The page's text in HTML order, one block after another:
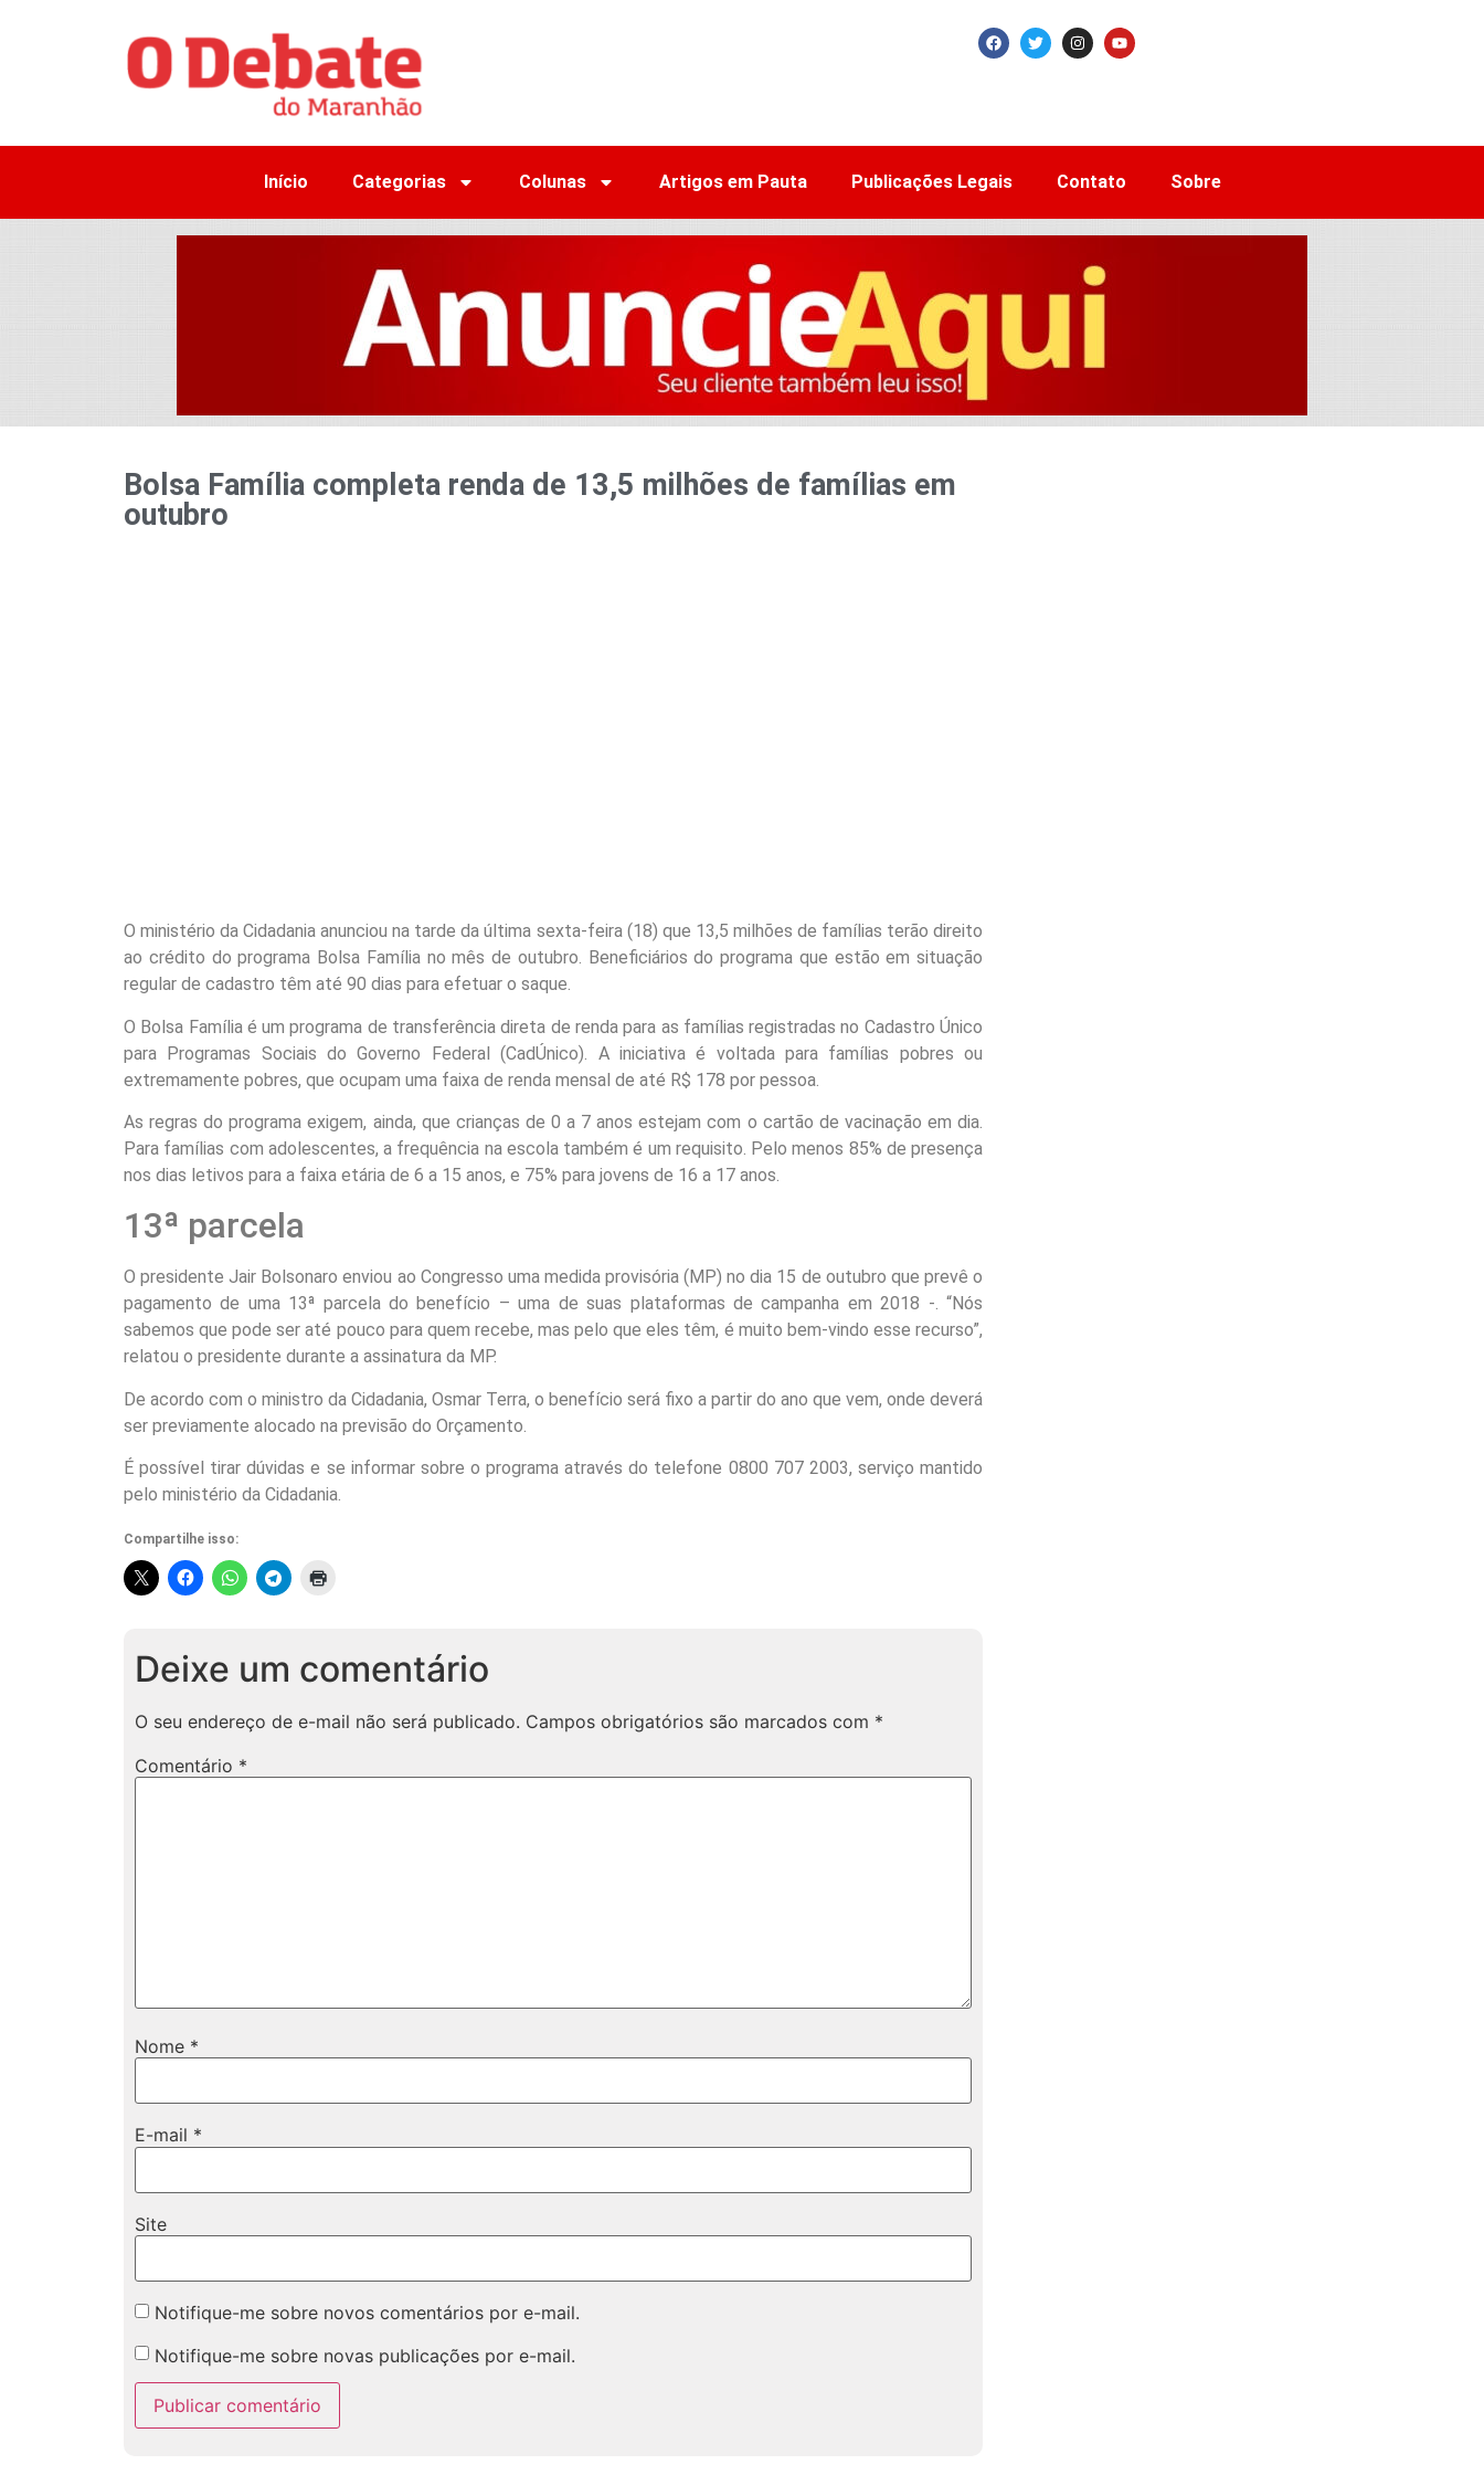
Início Categorias Colunas Artigos em Pauta Publicações Legais Contato Sobre
Bolsa Família completa renda de 13,5 milhões de famílias em
outubro
O ministério da Cidadania anunciou na tarde da última sexta-feira (18) que 13,5 milhões de famílias terão direito
ao crédito do programa Bolsa Família no mês de outubro. Beneficiários do programa que estão em situação
regular de cadastro têm até 90 dias para efetuar o saque.
O Bolsa Família é um programa de transferência direta de renda para as famílias registradas no Cadastro Único
para Programas Sociais do Governo Federal (CadÚnico). A iniciativa é voltada para famílias pobres ou
extremamente pobres, que ocupam uma faixa de renda mensal de até R$ 178 por pessoa.
As regras do programa exigem, ainda, que crianças de 0 a 7 anos estejam com o cartão de vacinação em dia.
Para famílias com adolescentes, a frequência na escola também é um requisito. Pelo menos 85% de presença
nos dias letivos para a faixa etária de 6 a 15 anos, e 75% para jovens de 16 a 17 anos.
13ª parcela
O presidente Jair Bolsonaro enviou ao Congresso uma medida provisória (MP) no dia 15 de outubro que prevê o
pagamento de uma 13ª parcela do benefício – uma de suas plataformas de campanha em 2018 -. “Nós
sabemos que pode ser até pouco para quem recebe, mas pelo que eles têm, é muito bem-vindo esse recurso”,
relatou o presidente durante a assinatura da MP.
De acordo com o ministro da Cidadania, Osmar Terra, o benefício será fixo a partir do ano que vem, onde deverá
ser previamente alocado na previsão do Orçamento.
É possível tirar dúvidas e se informar sobre o programa através do telefone 0800 707 2003, serviço mantido
pelo ministério da Cidadania.
Compartilhe isso:
Deixe um comentário
O seu endereço de e-mail não será publicado. Campos obrigatórios são marcados com *
Comentário *
Nome *
E-mail *
Site
Notifique-me sobre novos comentários por e-mail.
Notifique-me sobre novas publicações por e-mail.